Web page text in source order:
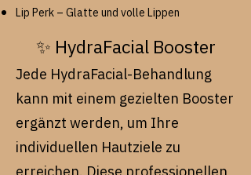
Lip Perk – Glatte und volle Lippen
✨ HydraFacial Booster
Jede HydraFacial-Behandlung
kann mit einem gezielten Booster
ergänzt werden, um Ihre
individuellen Hautziele zu
erreichen. Diese professionellen